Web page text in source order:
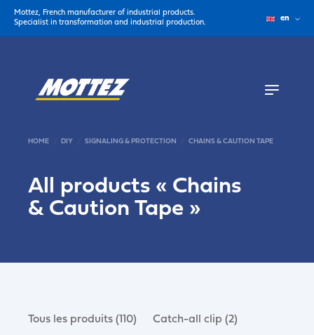
Mottez, French manufacturer of industrial products.
Specialist in transformation and industrial production.
en
HOME DIY SIGNALING & PROTECTION CHAINS & CAUTION TAPE
All products « Chains
& Caution Tape »
Tous les produits (110)
Catch-all clip (2)